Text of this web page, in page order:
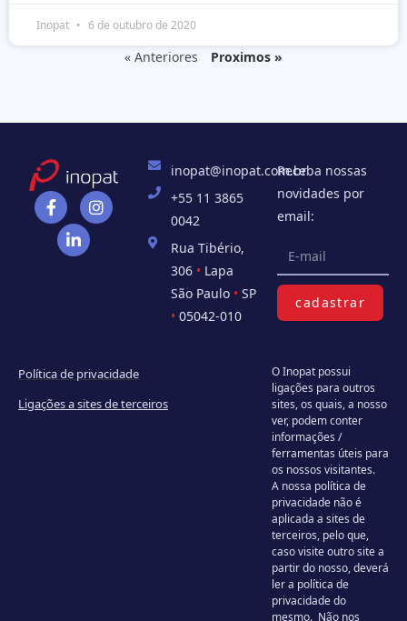
Inopat 6 de outubro de 2020
« Anteriores Proximos »
inopat@inopat.com.br
+55 11 3865
0042
Rua Tibério,
306 • Lapa
São Paulo •SP
• 05042-010
Receba nossas
novidades por
email:
cadastrar
Política de privacidade
Ligações a sites de terceiros
O Inopat possui
ligações para outros
sites, os quais, a nosso
ver, podem conter
informações /
ferramentas úteis para
os nossos visitantes.
A nossa política de
privacidade não é
aplicada a sites de
terceiros, pelo que,
caso visite outro site a
partir do nosso, deverá
ler a política de
privacidade do
mesmo. Não nos